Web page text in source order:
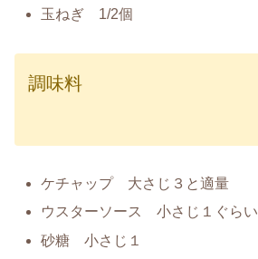
玉ねぎ 1/2個
調味料
ケチャップ 大さじ３と適量
ウスターソース 小さじ１ぐらい
砂糖 小さじ１